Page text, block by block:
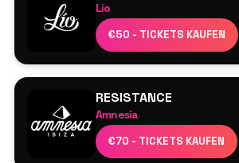
Lío
€50 - TICKETS KAUFEN
Umile
RESISTANCE
Amnesia
€70 - TICKETS KAUFEN
Boris Brejcha
Adam Beyer